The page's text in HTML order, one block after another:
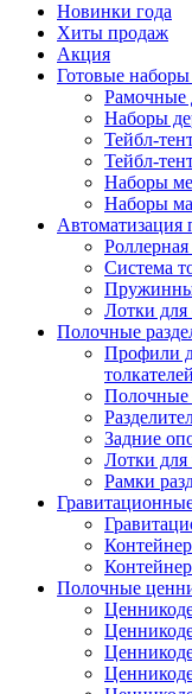
Новинки года
Хиты продаж
Акция
Готовые наборы
Рамочные
Наборы
Тейбл-
Тейбл-
Наборы
Наборы
Автоматизация
Система
Лотки для
Полочные
Профили
толкателей
Полочные
Задние
Лотки для
Рамки
Полочные